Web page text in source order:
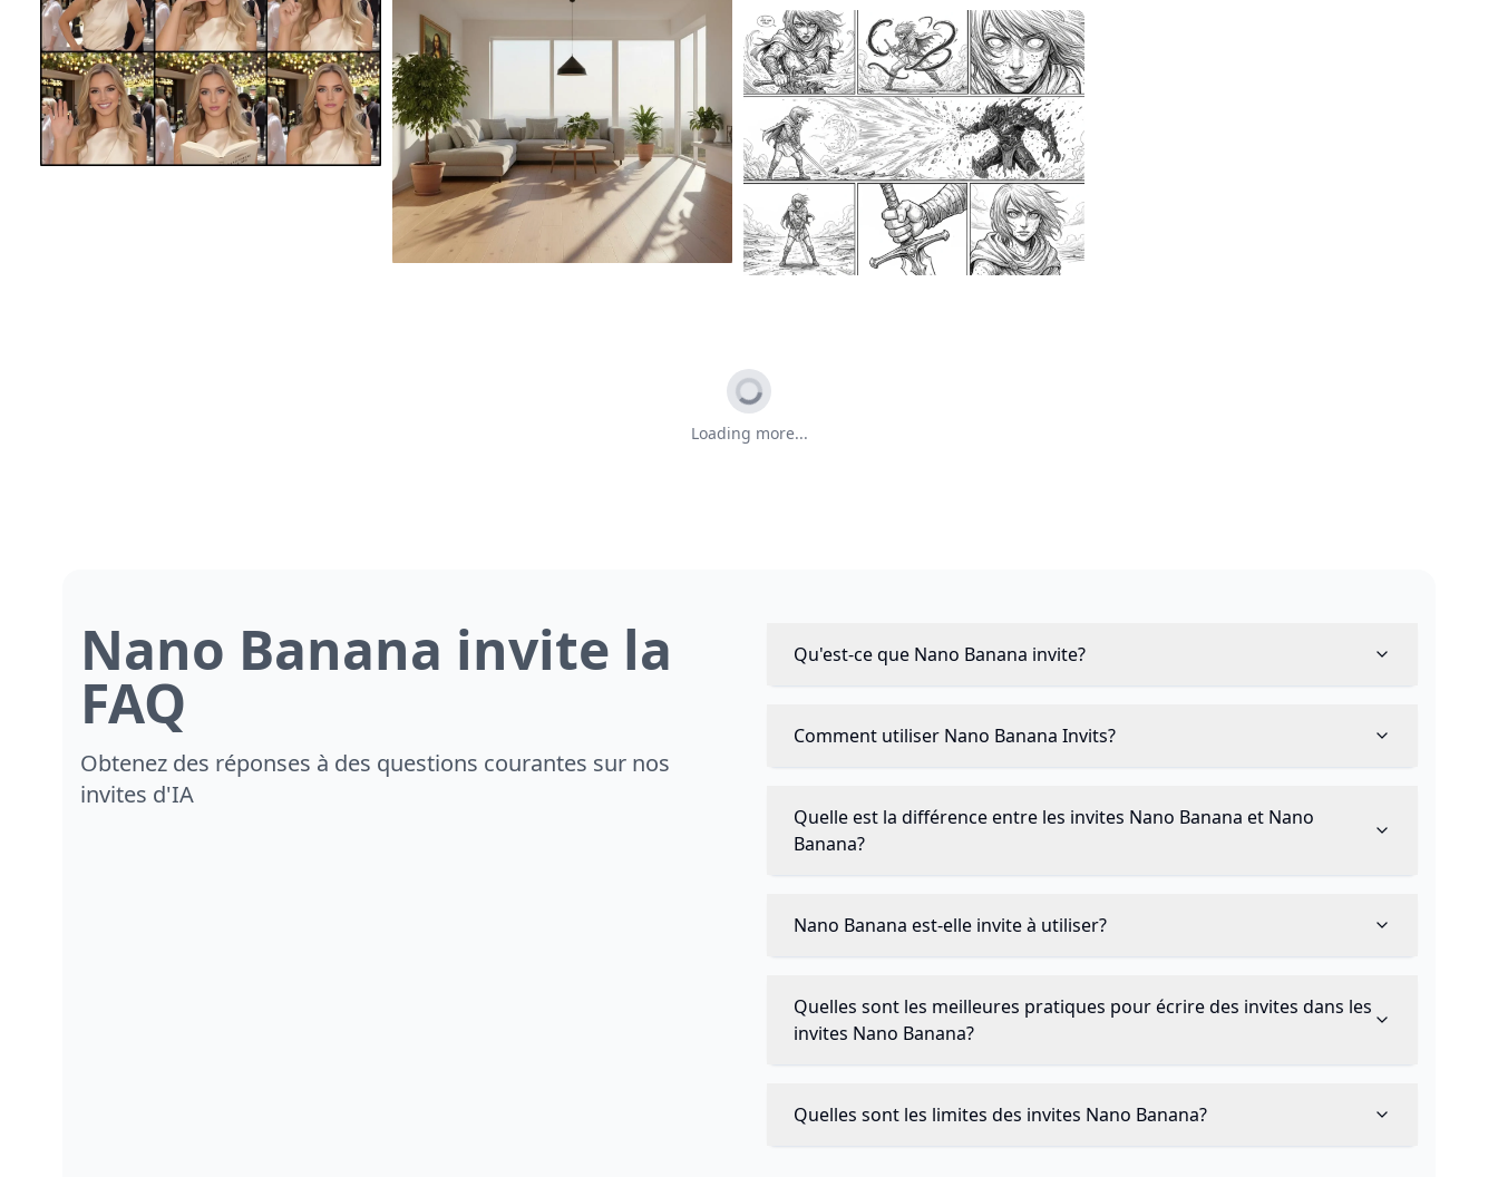
Loading more...
Nano Banana invite la
FAQ
Obtenez des réponses à des questions courantes sur nos
invites d'IA
Qu'est-ce que Nano Banana invite?
Comment utiliser Nano Banana Invits?
Quelle est la différence entre les invites Nano Banana et Nano
Banana?
Nano Banana est-elle invite à utiliser?
Quelles sont les meilleures pratiques pour écrire des invites dans les
invites Nano Banana?
Quelles sont les limites des invites Nano Banana?